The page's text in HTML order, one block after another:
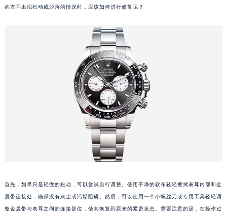
的表耳出现松动或脱落的情况时，应该如何进行修复呢？
首先，如果只是轻微的松动，可以尝试自行调整。使用干净的软布轻轻擦拭表耳内部和金
属带连接处，确保没有灰尘或污垢阻碍。然后，可以使用一个小螺丝刀或专用工具轻轻调
整金属带与表耳之间的连接部位，使其恢复到原来的紧密状态。需要注意的是，在操作过